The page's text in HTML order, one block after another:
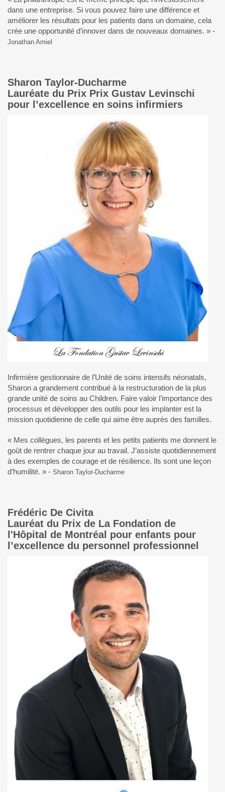
dans une entreprise. Si vous pouvez faire une différence et
améliorer les résultats pour les patients dans un domaine, cela
crée une opportunité d’innover dans de nouveaux domaines. » -
Jonathan Amiel
Sharon Taylor-Ducharme
Lauréate du Prix Prix Gustav Levinschi
pour l’excellence en soins infirmiers
Infirmière gestionnaire de l’Unité de soins intensifs néonatals,
Sharon a grandement contribué à la restructuration de la plus
grande unité de soins au Children. Faire valoir l’importance des
processus et développer des outils pour les implanter est la
mission quotidienne de celle qui aime être auprès des familles.
« Mes collègues, les parents et les petits patients me donnent le
goût de rentrer chaque jour au travail. J’assiste quotidiennement
à des exemples de courage et de résilience. Ils sont une leçon
d’humilité. » - Sharon Taylor-Ducharme
Frédéric De Civita
Lauréat du Prix de La Fondation de
l'Hôpital de Montréal pour enfants pour
l’excellence du personnel professionnel